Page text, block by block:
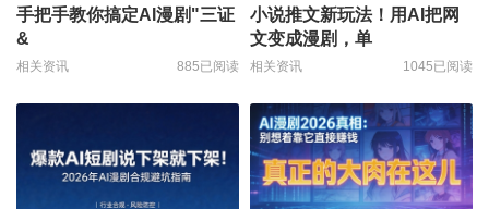
手把手教你搞定AI漫剧"三证
&
相关资讯 885已阅读
小说推文新玩法！用AI把网
文变成漫剧，单
相关资讯 1045已阅读